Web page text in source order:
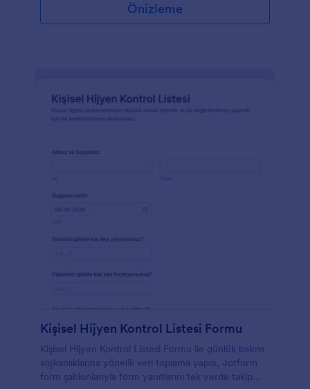
Önizleme
Kişisel Hijyen Kontrol Listesi Formu
Kişisel Hijyen Kontrol Listesi Formu ile günlük bakım
alışkanlıklarına yönelik veri toplama yapın, Jotform
form şablonlarıyla form yanıtlarını tek yerde takip